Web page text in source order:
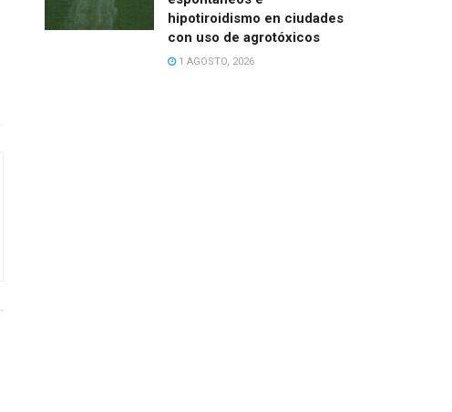
hipotiroidismo en ciudades
con uso de agrotóxicos
1 AGOSTO, 2026